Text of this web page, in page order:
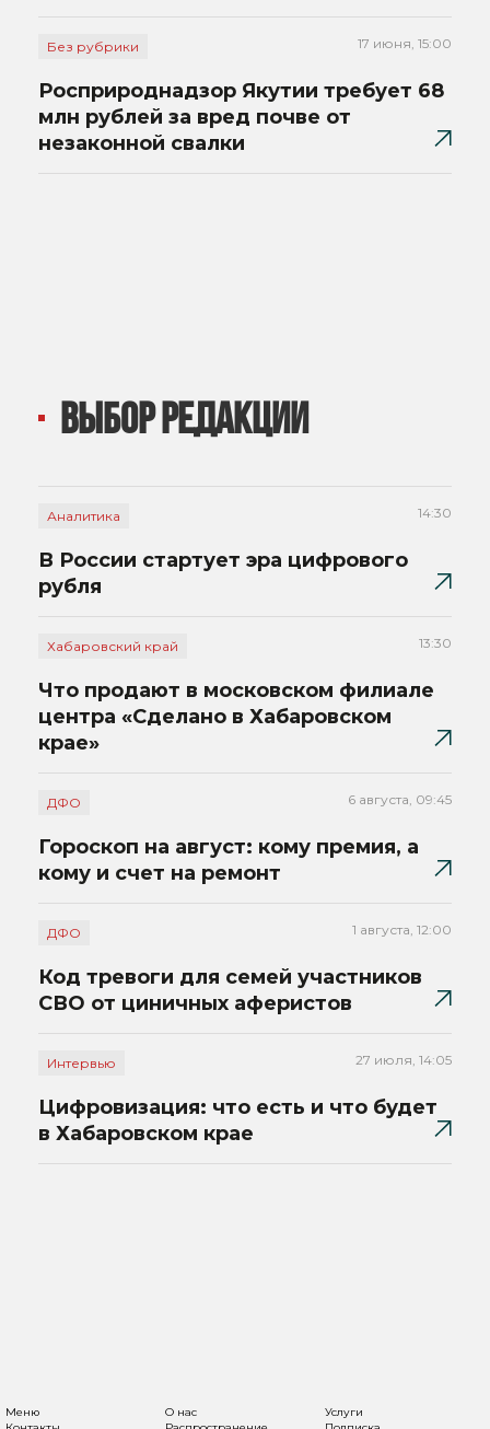
Без рубрики 17 июня, 15:00
Росприроднадзор Якутии требует 68
млн рублей за вред почве от
незаконной свалки
ВЫБОР РЕДАКЦИИ
Аналитика 14:30
В России стартует эра цифрового
рубля
Хабаровский край 13:30
Что продают в московском филиале
центра «Сделано в Хабаровском
крае»
ДФО 6 августа, 09:45
Гороскоп на август: кому премия, а
кому и счет на ремонт
ДФО 1 августа, 12:00
Код тревоги для семей участников
СВО от циничных аферистов
Интервью 27 июля, 14:05
Цифровизация: что есть и что будет
в Хабаровском крае
Меню О нас
Услуги